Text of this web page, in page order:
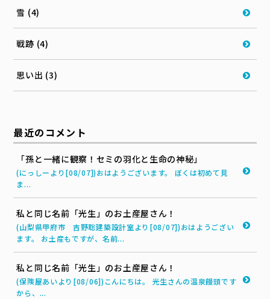
雪 (4)
戦跡 (4)
思い出 (3)
最近のコメント
「孫と一緒に観察！セミの羽化と生命の神秘」
(にっしーより[08/07])おはようございます。 ぼくは初めて見
ま...
私と同じ名前「光生」のお土産屋さん！
(山梨県甲府市 吉野聡建築設計室より[08/07])おはようござい
ます。 お土産もですが、名前...
私と同じ名前「光生」のお土産屋さん！
(保険屋あいより[08/06])こんにちは。 光生さんの温泉饅頭です
から、...